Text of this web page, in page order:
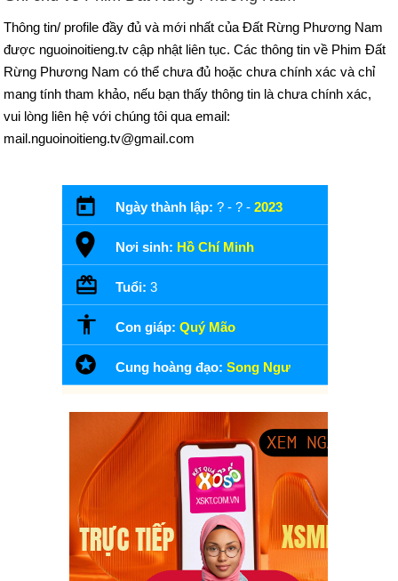
Thông tin/ profile đầy đủ và mới nhất của Đất Rừng Phương Nam
được nguoinoitieng.tv cập nhật liên tục. Các thông tin về Phim Đất
Rừng Phương Nam có thể chưa đủ hoặc chưa chính xác và chỉ
mang tính tham khảo, nếu bạn thấy thông tin là chưa chính xác,
vui lòng liên hệ với chúng tôi qua email:
mail.nguoinoitieng.tv@gmail.com
Ngày thành lập: ? - ? - 2023
Nơi sinh: Hồ Chí Minh
Tuổi: 3
Con giáp: Quý Mão
Cung hoàng đạo: Song Ngư